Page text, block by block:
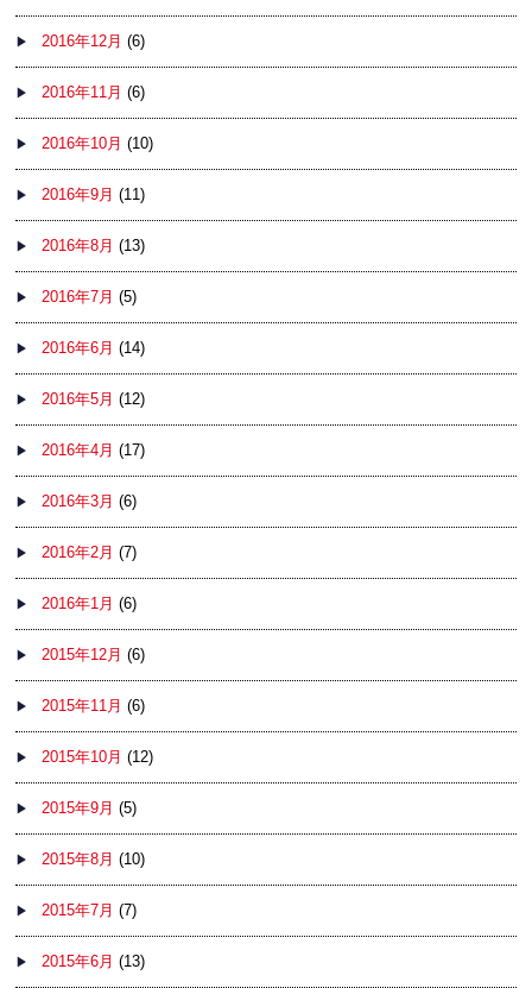
2016年12月 (6)
2016年11月 (6)
2016年10月 (10)
2016年9月 (11)
2016年8月 (13)
2016年7月 (5)
2016年6月 (14)
2016年5月 (12)
2016年4月 (17)
2016年3月 (6)
2016年2月 (7)
2016年1月 (6)
2015年12月 (6)
2015年11月 (6)
2015年10月 (12)
2015年9月 (5)
2015年8月 (10)
2015年7月 (7)
2015年6月 (13)